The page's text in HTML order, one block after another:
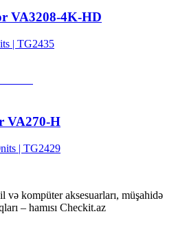
VA3208-4K-HD
| TG2435
VA270-H
| TG2429
və kompüter aksesuarları, müşahidə
– hamısı Checkit.az